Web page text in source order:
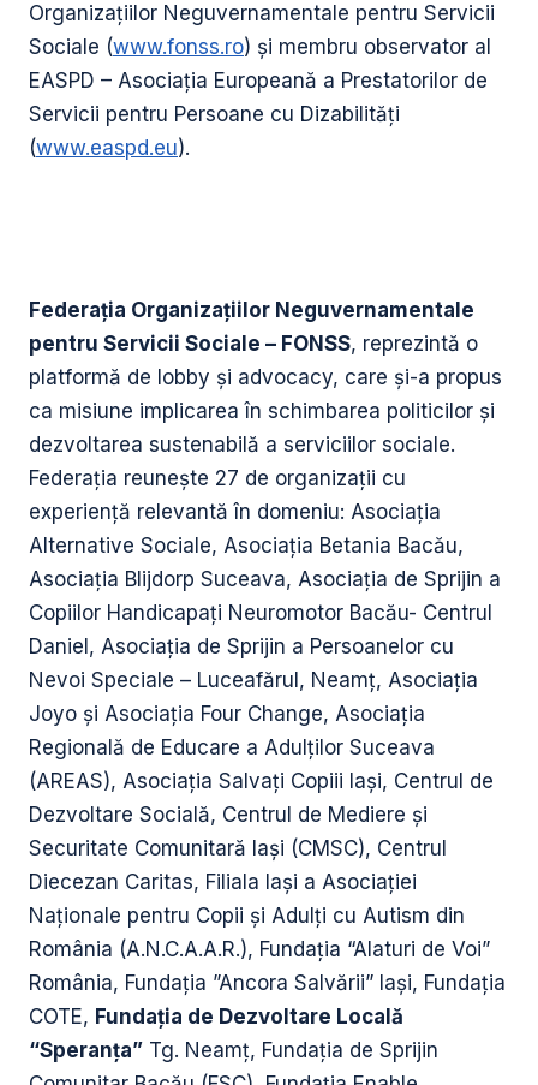
Organizațiilor Neguvernamentale pentru Servicii
Sociale (www.fonss.ro) și membru observator al
EASPD – Asociația Europeană a Prestatorilor de
Servicii pentru Persoane cu Dizabilități
(www.easpd.eu).
Federația Organizațiilor Neguvernamentale
pentru Servicii Sociale – FONSS, reprezintă o
platformă de lobby și advocacy, care și-a propus
ca misiune implicarea în schimbarea politicilor și
dezvoltarea sustenabilă a serviciilor sociale.
Federația reunește 27 de organizații cu
experiență relevantă în domeniu: Asociația
Alternative Sociale, Asociația Betania Bacău,
Asociația Blijdorp Suceava, Asociația de Sprijin a
Copiilor Handicapați Neuromotor Bacău- Centrul
Daniel, Asociaţia de Sprijin a Persoanelor cu
Nevoi Speciale – Luceafărul, Neamţ, Asociația
Joyo și Asociația Four Change, Asociația
Regională de Educare a Adulților Suceava
(AREAS), Asociația Salvați Copiii Iași, Centrul de
Dezvoltare Socială, Centrul de Mediere și
Securitate Comunitară Iași (CMSC), Centrul
Diecezan Caritas, Filiala Iași a Asociației
Naționale pentru Copii și Adulți cu Autism din
România (A.N.C.A.A.R.), Fundația “Alaturi de Voi”
România, Fundaţia ”Ancora Salvării” Iași, Fundația
COTE, Fundația de Dezvoltare Locală
“Speranța” Tg. Neamț, Fundația de Sprijin